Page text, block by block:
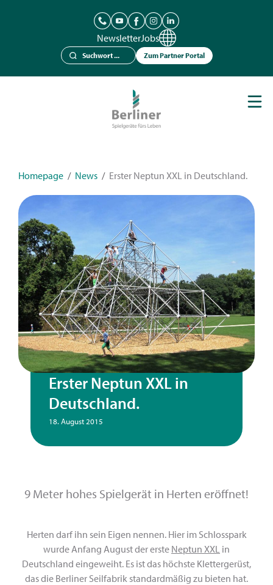
NewsletterJobs
Zum Partner Portal
News
Kontakt
Homepage / News / Erster Neptun XXL in Deutschland.
Erster Neptun XXL in
Deutschland.
18. August 2015
9 Meter hohes Spielgerät in Herten eröffnet!
Herten darf ihn sein Eigen nennen. Hier im Schlosspark
wurde Anfang August der erste Neptun XXL in
Deutschland eingeweiht. Es ist das höchste Klettergerüst,
das die Berliner Seilfabrik standardmäßig zu bieten hat.